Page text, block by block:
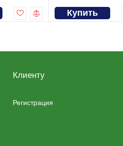
Купить
Клиенту
Регистрация